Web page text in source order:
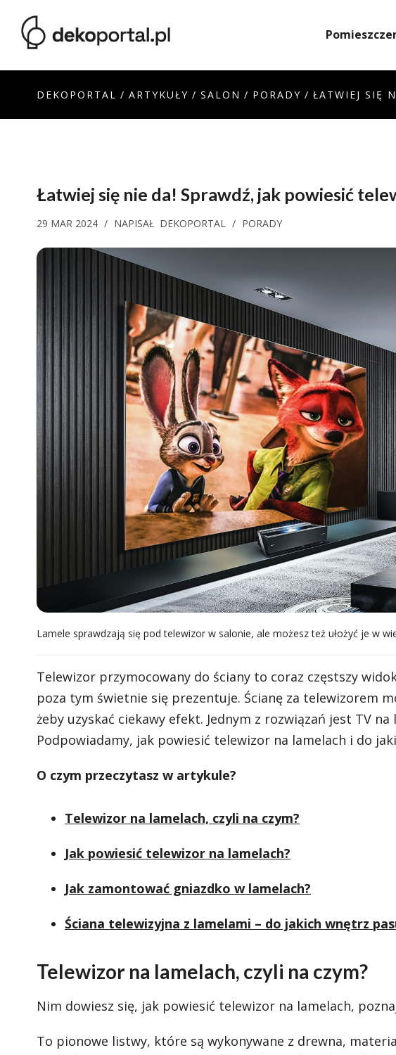
DEKOPORTAL / ARTYKUŁY / SALON / PORADY / ŁATWIEJ SIĘ
Łatwiej się nie da! Sprawdź, jak powiesić
29 MAR 2024 / NAPISAŁ DEKOPORTAL / PORADY
Lamele sprawdzają się pod telewizor w salonie, ale możesz też ułożyć je w
Telewizor przymocowany do ściany to coraz częstszy
poza tym świetnie się prezentuje. Ścianę za telewizorem
żeby uzyskać ciekawy efekt. Jednym z rozwiązań jest TV
Podpowiadamy, jak powiesić telewizor na lamelach i do
O czym przeczytasz w artykule?
Telewizor na lamelach, czyli na czym?
Jak powiesić telewizor na lamelach?
Jak zamontować gniazdko w lamelach?
Ściana telewizyjna z lamelami – do jakich wnętrz
Telewizor na lamelach, czyli na czym?
Nim dowiesz się, jak powiesić telewizor na lamelach,
To pionowe listwy, które są wykonywane z drewna,